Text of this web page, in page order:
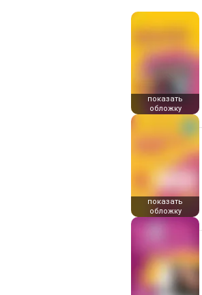
показать
обложку
показать
обложку